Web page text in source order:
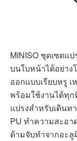
MINISO ชุดเซตแ
บนใบหน้าได้อย่าง
ออกแบบเรียบหรู
พร้อมใช้งานได้ทุก
แปรงสำหรับเดินท
PU ทำความสะอา
ด้ามจับทำจากอะ